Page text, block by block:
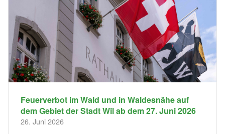
Feuerverbot im Wald und in Waldesnähe auf
dem Gebiet der Stadt Wil ab dem 27. Juni 2026
26. Juni 2026